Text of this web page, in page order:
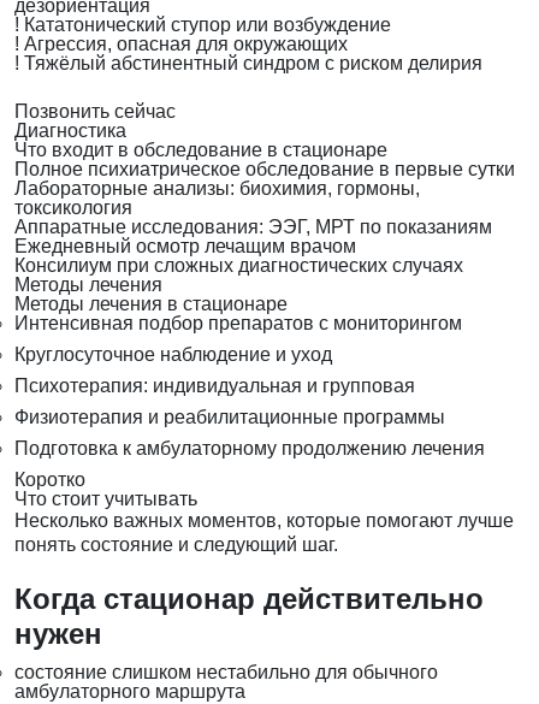
дезориентация
! Кататонический ступор или возбуждение
! Агрессия, опасная для окружающих
! Тяжёлый абстинентный синдром с риском делирия
Позвонить сейчас
Диагностика
Что входит в обследование в стационаре
Полное психиатрическое обследование в первые сутки
Лабораторные анализы: биохимия, гормоны,
токсикология
Аппаратные исследования: ЭЭГ, МРТ по показаниям
Ежедневный осмотр лечащим врачом
Консилиум при сложных диагностических случаях
Методы лечения
Методы лечения в стационаре
Интенсивная подбор препаратов с мониторингом
Круглосуточное наблюдение и уход
Психотерапия: индивидуальная и групповая
Физиотерапия и реабилитационные программы
Подготовка к амбулаторному продолжению лечения
Коротко
Что стоит учитывать
Несколько важных моментов, которые помогают лучше
понять состояние и следующий шаг.
Когда стационар действительно
нужен
состояние слишком нестабильно для обычного
амбулаторного маршрута